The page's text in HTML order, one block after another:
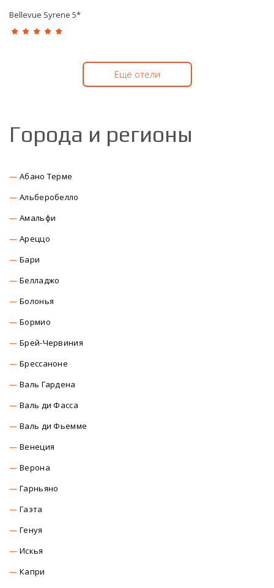
Bellevue Syrene 5*
Еще отели
Города и регионы
Абано Терме
Альберобелло
Амальфи
Ареццо
Бари
Белладжо
Болонья
Бормио
Брей-Червиния
Брессаноне
Валь Гардена
Валь ди Фасса
Валь ди Фьемме
Венеция
Верона
Гарньяно
Гаэта
Генуя
Искья
Капри